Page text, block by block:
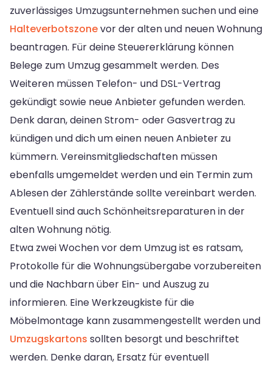
zuverlässiges Umzugsunternehmen suchen und eine
Halteverbotszonevor der alten und neuen Wohnung
beantragen. Für deine Steuererklärung können
Belege zum Umzug gesammelt werden. Des
Weiteren müssen Telefon- und DSL-Vertrag
gekündigt sowie neue Anbieter gefunden werden.
Denk daran, deinen Strom- oder Gasvertrag zu
kündigen und dich um einen neuen Anbieter zu
kümmern. Vereinsmitgliedschaften müssen
ebenfalls umgemeldet werden und ein Termin zum
Ablesen der Zählerstände sollte vereinbart werden.
Eventuell sind auch Schönheitsreparaturen in der
alten Wohnung nötig.
Etwa zwei Wochen vor dem Umzug ist es ratsam,
Protokolle für die Wohnungsübergabe vorzubereiten
und die Nachbarn über Ein- und Auszug zu
informieren. Eine Werkzeugkiste für die
Möbelmontage kann zusammengestellt werden und
Umzugskartons sollten besorgt und beschriftet
werden. Denke daran, Ersatz für eventuell